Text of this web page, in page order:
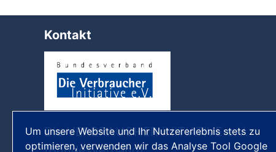
Kontakt
Die VERBRAUCHER INITIATIVE e.V.
Um unsere Website und Ihr Nutzererlebnis stets zu
optimieren, verwenden wir das Analyse Tool Google